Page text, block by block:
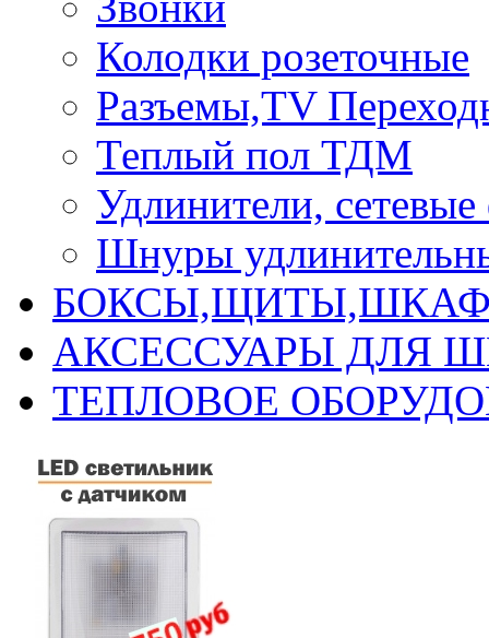
Колодки розеточные
Разъемы,TV
Теплый пол ТДМ
Удлинители,
Шнуры
АКСЕССУАРЫ ДЛЯ
ТЕПЛОВОЕ